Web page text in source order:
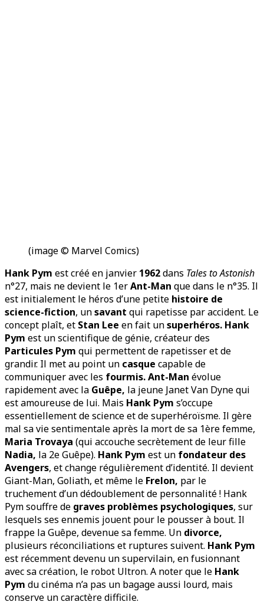
(image © Marvel Comics)
Hank Pym est créé en janvier 1962dans Tales to Astonish
n°27, mais ne devient le 1erAnt-Man que dans le n°35. Il
est initialement le héros d’une petite histoire de
science-fiction, unsavant qui rapetisse par accident. Le
concept plaît, et Stan Lee en fait unsuperhéros. Hank
Pym est un scientifique de génie, créateur des
Particules Pym qui permettent de rapetisser et de
grandir. Il met au point un casque capable de
communiquer avec les fourmis.Ant-Man évolue
rapidement avec la Guêpe, la jeune Janet Van Dyne qui
est amoureuse de lui. Mais Hank Pym s’occupe
essentiellement de science et de superhéroïsme. Il gère
mal sa vie sentimentale après la mort de sa 1ère femme,
Maria Trovaya (qui accouche secrètement de leur fille
Nadia, la 2e Guêpe). Hank Pym est un fondateur des
Avengers, et change régulièrement d’identité. Il devient
Giant-Man, Goliath, et même le Frelon, par le
truchement d’un dédoublement de personnalité ! Hank
Pym souffre de graves problèmes psychologiques, sur
lesquels ses ennemis jouent pour le pousser à bout. Il
frappe la Guêpe, devenue sa femme. Un divorce,
plusieurs réconciliations et ruptures suivent. Hank Pym
est récemment devenu un supervilain, en fusionnant
avec sa création, le robot Ultron. A noter que le Hank
Pym du cinéma n’a pas un bagage aussi lourd, mais
conserve un caractère difficile.